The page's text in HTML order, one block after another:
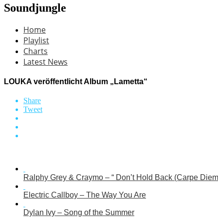
Soundjungle
Home
Playlist
Charts
Latest News
LOUKA veröffentlicht Album „Lametta“
Share
Tweet
Ralphy Grey & Craymo – “ Don’t Hold Back (Carpe
Electric Callboy – The Way You Are
Dylan Ivy – Song of the Summer